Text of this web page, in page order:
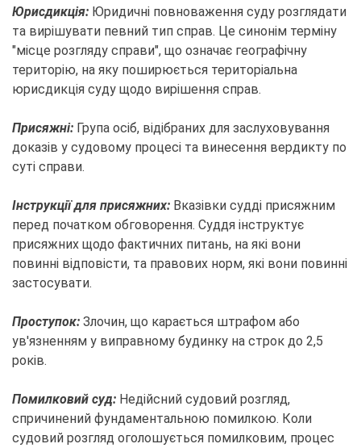
Юрисдикція: Юридичні повноваження суду розглядати
та вирішувати певний тип справ. Це синонім терміну
"місце розгляду справи", що означає географічну
територію, на яку поширюється територіальна
юрисдикція суду щодо вирішення справ.
Присяжні: Група осіб, відібраних для заслуховування
доказів у судовому процесі та винесення вердикту по
суті справи.
Інструкції для присяжних: Вказівки судді присяжним
перед початком обговорення. Суддя інструктує
присяжних щодо фактичних питань, на які вони
повинні відповісти, та правових норм, які вони повинні
застосувати.
Проступок: Злочин, що карається штрафом або
ув'язненням у виправному будинку на строк до 2,5
років.
Помилковий суд: Недійсний судовий розгляд,
спричинений фундаментальною помилкою. Коли
судовий розгляд оголошується помилковим, процес